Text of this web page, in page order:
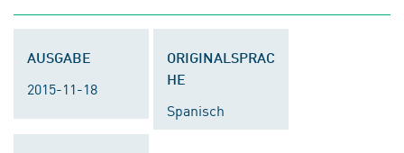
AUSGABE
2015-11-18
ORIGINALSPRAC
HE
Spanisch